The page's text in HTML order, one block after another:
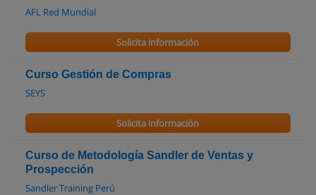
AFL Red Mundial
Solicita información
Curso Gestión de Compras
SEYS
Solicita información
Curso de Metodología Sandler de Ventas y
Prospección
Sandler Training Perú